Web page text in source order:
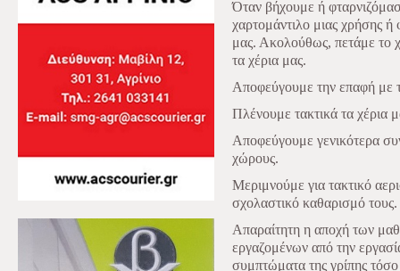
Όταν βήχουμε ή
χαρτομάντιλο μιας χρήσης
μας. Ακολούθως, πετάμε το
τα χέρια μας.
Αποφεύγουμε την επαφή με
Πλένουμε τακτικά τα χέρια
Αποφεύγουμε γενικότερα
χώρους.
Μεριμνούμε για τακτικό
σχολαστικό καθαρισμό τους.
Απαραίτητη η αποχή των
εργαζομένων από την
συμπτώματα της γρίπης τόσο